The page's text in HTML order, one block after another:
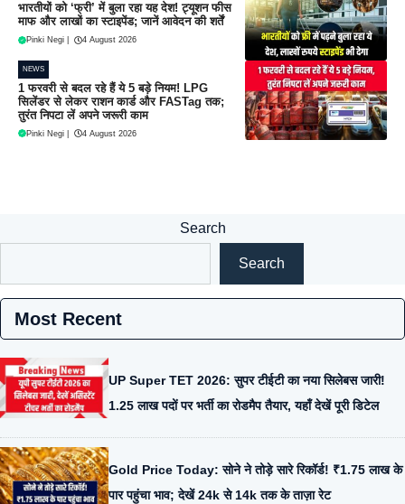
भारतीयों को ‘फ्री’ में बुला रहा यह देश! ट्यूशन फीस
माफ और लाखों का स्टाइपेंड; जानें आवेदन की शर्तें
Pinki Negi 4 August 2026
NEWS
1 फरवरी से बदल रहे हैं ये 5 बड़े नियम! LPG
सिलेंडर से लेकर राशन कार्ड और FASTag तक;
तुरंत निपटा लें अपने जरूरी काम
Pinki Negi 4 August 2026
Search
Search
Most Recent
UP Super TET 2026: सुपर टीईटी का नया सिलेबस जारी!
1.25 लाख पदों पर भर्ती का रोडमैप तैयार, यहाँ देखें पूरी डिटेल
Gold Price Today: सोने ने तोड़े सारे रिकॉर्ड! ₹1.75 लाख के
पार पहुंचा भाव; देखें 24k से 14k तक के ताज़ा रेट